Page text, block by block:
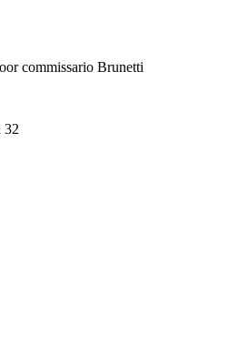
commissario Brunetti
32